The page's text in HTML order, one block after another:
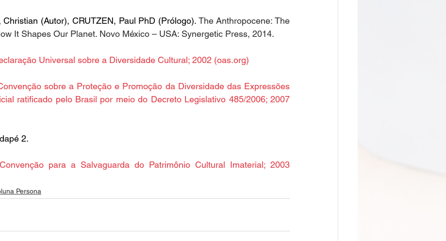
(Autor), CRUTZEN, Paul PhD (Prólogo). The Anthropocene: The
It Shapes Our Planet. Novo México – USA: Synergetic Press, 2014.
Universal sobre a Diversidade Cultural; 2002 (oas.org)
sobre a Proteção e Promoção da Diversidade das Expressões
ratificado pelo Brasil por meio do Decreto Legislativo 485/2006; 2007
2.
Convenção para a Salvaguarda do Patrimônio Cultural Imaterial; 2003
Persona